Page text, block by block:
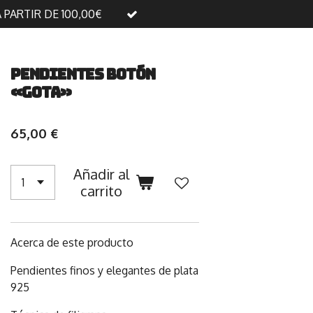
DE 100,00€
Pendientes botón
«Gota»
65,00 €
Añadir al
carrito
Acerca de este producto
Pendientes finos y elegantes de plata
925